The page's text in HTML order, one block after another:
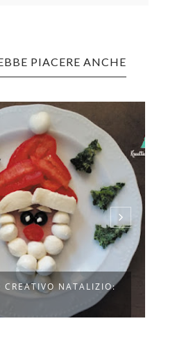
PIACERE ANCHE
CREATIVO NATALIZIO: